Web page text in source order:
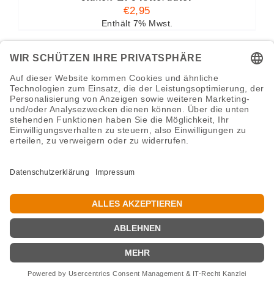
€2,95
Enthält 7% Mwst.